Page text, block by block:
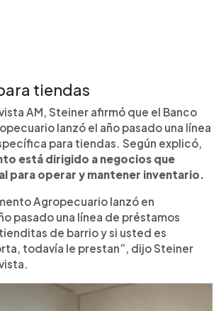
tiendas
AM, Steiner afirmó que el Banco
lanzó el año pasado una línea
para tiendas. Según explicó,
está dirigido a negocios que
para operar y mantener inventario.
Agropecuario lanzó en
pasado una línea de préstamos
de barrio y si usted es
todavía le prestan”, dijo Steiner